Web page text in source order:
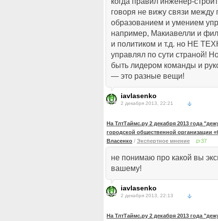
говоря не вижу связи
образованием и умением
например, Макиавелли и
и политиком и т.д. но НЕ
управлял по сути страной!
быть лидером команды и
— это разные вещи!
iavlasenko
2 декабря 2013, 22:21
На ТлтТаймс.ру 2 декабря 2013 года
городской общественной организации
Власенко / Экспертное мнение 37
не понимаю про какой вы
вашему!
iavlasenko
2 декабря 2013, 22:13
На ТлтТаймс.ру 2 декабря 2013 года